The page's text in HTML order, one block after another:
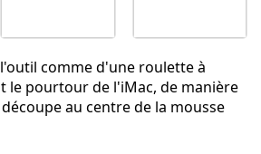
comme d'une roulette à
le pourtour de l'iMac, de manière
au centre de la mousse